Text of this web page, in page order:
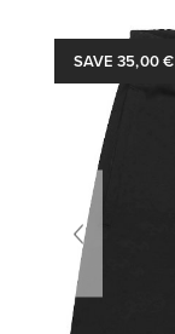
SAVE 35,00 €